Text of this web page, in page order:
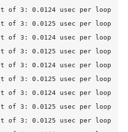
of 3: 0.0124 usec per loop
of 3: 0.0125 usec per loop
of 3: 0.0124 usec per loop
of 3: 0.0125 usec per loop
of 3: 0.0124 usec per loop
of 3: 0.0125 usec per loop
of 3: 0.0124 usec per loop
of 3: 0.0125 usec per loop
of 3: 0.0125 usec per loop